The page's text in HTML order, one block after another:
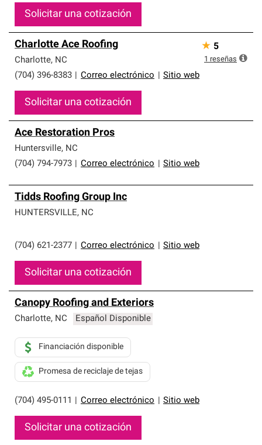
Solicitar una cotización
Charlotte Ace Roofing
Charlotte, NC
(704) 396-8383
Correo electrónico Sitio web
Solicitar una cotización
★ 5
1 reseñas
Ace Restoration Pros
Huntersville, NC
(704) 794-7973
Correo electrónico Sitio web
Tidds Roofing Group Inc
HUNTERSVILLE, NC
(704) 621-2377 Correo electrónico Sitio web
Solicitar una cotización
Canopy Roofing and Exteriors
Charlotte, NC Español Disponible
(704) 495-0111 Correo electrónico Sitio web
Financiación disponible
Promesa de reciclaje de tejas
Solicitar una cotización